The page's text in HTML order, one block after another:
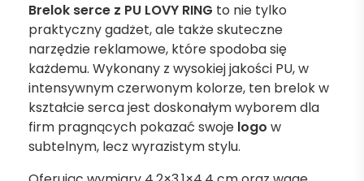
Brelok serce z PU LOVY RING to nie tylko
praktyczny gadżet, ale także skuteczne
narzędzie reklamowe, które spodoba się
każdemu. Wykonany z wysokiej jakości PU, w
intensywnym czerwonym kolorze, ten brelok w
kształcie serca jest doskonałym wyborem dla
firm pragnących pokazać swoje logo w
subtelnym, lecz wyrazistym stylu.